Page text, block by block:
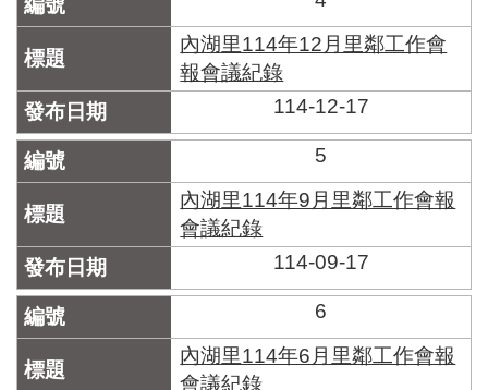
界
北
市
鄰
長
冊
內湖里114年12月里鄰工作會
報會議紀錄
114-12-17
5
內湖里114年9月里鄰工作會報
會議紀錄
114-09-17
6
內湖里114年6月里鄰工作會報
會議紀錄